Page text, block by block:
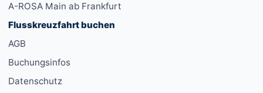
A-ROSA Main ab Frankfurt
Flusskreuzfahrt buchen
AGB
Buchungsinfos
Datenschutz